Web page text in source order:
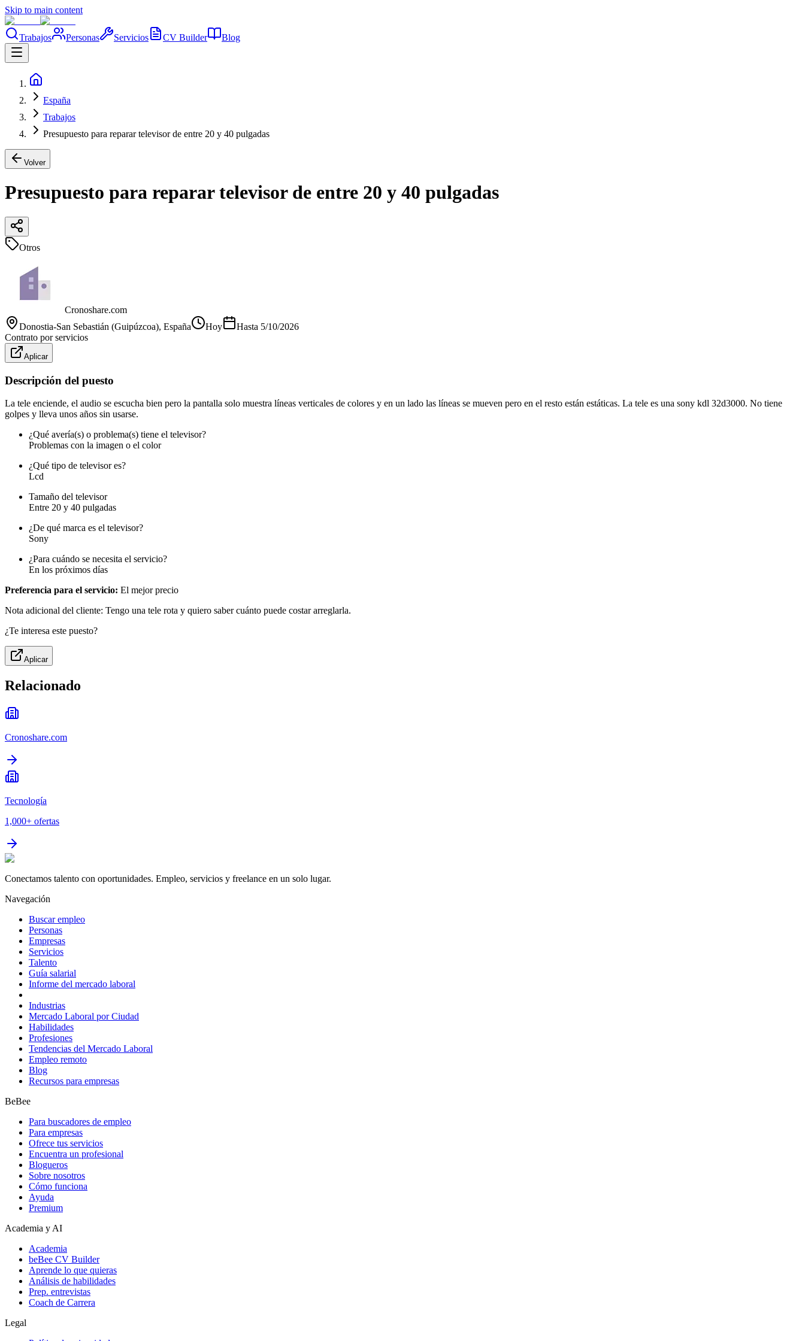
Skip to main content
Trabajos Personas Servicios CV Builder Blog
España
Trabajos
Presupuesto para reparar televisor de entre 20 y 40 pulgadas
Volver
Presupuesto para reparar televisor de entre 20 y 40 pulgadas
Otros
Cronoshare.com
Donostia-San Sebastián (Guipúzcoa), España Hoy Hasta 5/10/2026
Contrato por servicios
Aplicar
Descripción del puesto
La tele enciende, el audio se escucha bien pero la pantalla solo muestra líneas verticales de colores y en un lado las líneas se mueven pero en el resto están estáticas. La tele es una sony kdl 32d3000. No tiene
golpes y lleva unos años sin usarse.
¿Qué avería(s) o problema(s) tiene el televisor?
Problemas con la imagen o el color
¿Qué tipo de televisor es?
Lcd
Tamaño del televisor
Entre 20 y 40 pulgadas
¿De qué marca es el televisor?
Sony
¿Para cuándo se necesita el servicio?
En los próximos días
Preferencia para el servicio: El mejor precio
Nota adicional del cliente: Tengo una tele rota y quiero saber cuánto puede costar arreglarla.
¿Te interesa este puesto?
Aplicar
Relacionado
Cronoshare.com
Tecnología
1,000+ ofertas
Conectamos talento con oportunidades. Empleo, servicios y freelance en un solo lugar.
Navegación
Buscar empleo
Personas
Empresas
Servicios
Talento
Guía salarial
Informe del mercado laboral
Industrias
Mercado Laboral por Ciudad
Habilidades
Profesiones
Tendencias del Mercado Laboral
Empleo remoto
Blog
Recursos para empresas
BeBee
Para buscadores de empleo
Para empresas
Ofrece tus servicios
Encuentra un profesional
Blogueros
Sobre nosotros
Cómo funciona
Ayuda
Premium
Academia y AI
Academia
beBee CV Builder
Aprende lo que quieras
Análisis de habilidades
Prep. entrevistas
Coach de Carrera
Legal